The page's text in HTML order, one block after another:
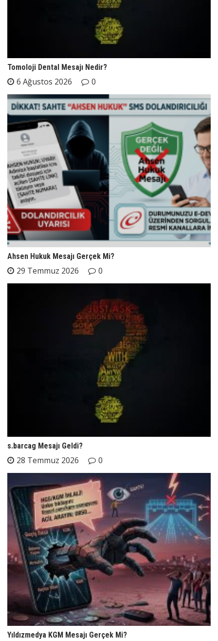
Tomoloji Dental Mesajı Nedir?
6 Ağustos 2026 0
Ahsen Hukuk Mesajı Gerçek Mi?
29 Temmuz 2026 0
s.barcag Mesajı Geldi?
28 Temmuz 2026 0
Yıldızmedya KGM Mesajı Gerçek Mi?